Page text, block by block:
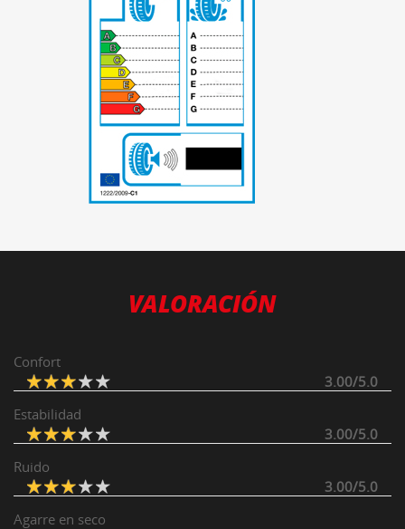
VALORACIÓN
Confort
3.00/5.0
Estabilidad
3.00/5.0
Ruido
3.00/5.0
Agarre en seco